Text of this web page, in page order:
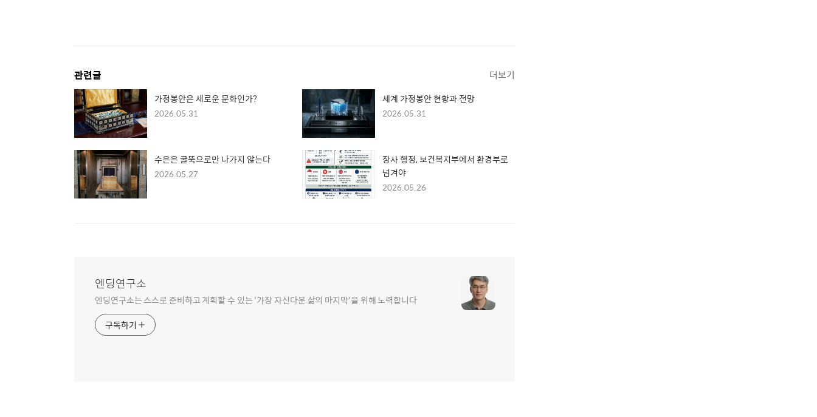
관련글 더보기
가정봉안은 새로운 문화인가?
2026.05.31
세계 가정봉안 현황과 전망
2026.05.31
수은은 굴뚝으로만 나가지 않는다
2026.05.27
장사 행정, 보건복지부에서 환경부로
넘겨야
2026.05.26
엔딩연구소
엔딩연구소는 스스로 준비하고 계획할 수 있는 '가장 자신다운 삶의 마지막'을 위해 노력합니다
구독하기